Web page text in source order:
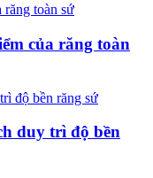
của răng toàn
duy trì độ bền